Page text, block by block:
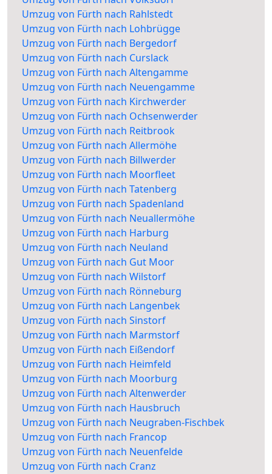
Umzug von Fürth nach Rahlstedt
Umzug von Fürth nach Lohbrügge
Umzug von Fürth nach Bergedorf
Umzug von Fürth nach Curslack
Umzug von Fürth nach Altengamme
Umzug von Fürth nach Neuengamme
Umzug von Fürth nach Kirchwerder
Umzug von Fürth nach Ochsenwerder
Umzug von Fürth nach Reitbrook
Umzug von Fürth nach Allermöhe
Umzug von Fürth nach Billwerder
Umzug von Fürth nach Moorfleet
Umzug von Fürth nach Tatenberg
Umzug von Fürth nach Spadenland
Umzug von Fürth nach Neuallermöhe
Umzug von Fürth nach Harburg
Umzug von Fürth nach Neuland
Umzug von Fürth nach Gut Moor
Umzug von Fürth nach Wilstorf
Umzug von Fürth nach Rönneburg
Umzug von Fürth nach Langenbek
Umzug von Fürth nach Sinstorf
Umzug von Fürth nach Marmstorf
Umzug von Fürth nach Eißendorf
Umzug von Fürth nach Heimfeld
Umzug von Fürth nach Moorburg
Umzug von Fürth nach Altenwerder
Umzug von Fürth nach Hausbruch
Umzug von Fürth nach Neugraben-Fischbek
Umzug von Fürth nach Francop
Umzug von Fürth nach Neuenfelde
Umzug von Fürth nach Cranz